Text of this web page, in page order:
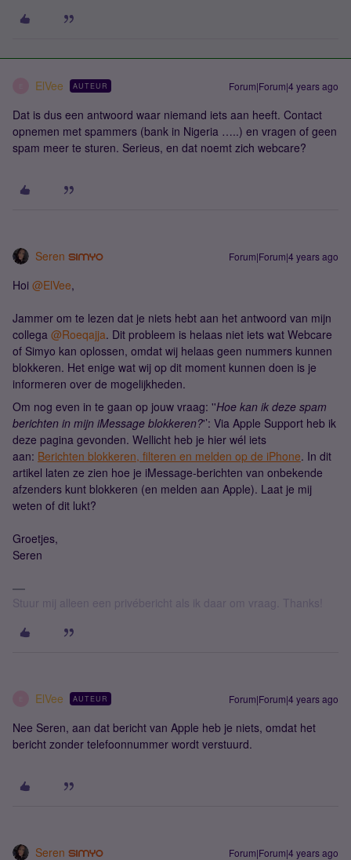
ElVee AUTEUR Forum|Forum|4 years ago
Dat is dus een antwoord waar niemand iets aan heeft. Contact
opnemen met spammers (bank in Nigeria …..) en vragen of geen
spam meer te sturen. Serieus, en dat noemt zich webcare?
Seren Forum|Forum|4 years ago
Hoi @ElVee,
Jammer om te lezen dat je niets hebt aan het antwoord van mijn
collega @Roeqajja. Dit probleem is helaas niet iets wat Webcare
of Simyo kan oplossen, omdat wij helaas geen nummers kunnen
blokkeren. Het enige wat wij op dit moment kunnen doen is je
informeren over de mogelijkheden.
Om nog even in te gaan op jouw vraag: ''Hoe kan ik deze spam
berichten in mijn iMessage blokkeren?'’: Via Apple Support heb ik
deze pagina gevonden. Wellicht heb je hier wél iets
aan: Berichten blokkeren, filteren en melden op de iPhone. In dit
artikel laten ze zien hoe je iMessage-berichten van onbekende
afzenders kunt blokkeren (en melden aan Apple). Laat je mij
weten of dit lukt?
Groetjes,
Seren
Stuur mij alleen een privébericht als ik daar om vraag. Thanks!
ElVee AUTEUR Forum|Forum|4 years ago
Nee Seren, aan dat bericht van Apple heb je niets, omdat het
bericht zonder telefoonnummer wordt verstuurd.
Seren Forum|Forum|4 years ago